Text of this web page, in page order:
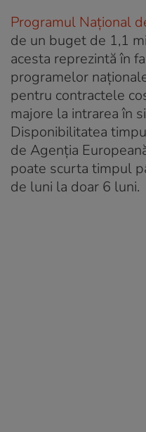
Programul Național
de un buget de 1,1
acesta reprezintă în
programelor
pentru contractele
majore la intrarea în
Disponibilitatea
de Agenția
poate scurta timpul
de luni la doar 6 luni.